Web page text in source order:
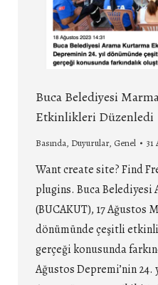
Buca Belediyesi
Etkinlikleri Düzenledi
Basında, Duyurular, Genel 31
Want create site? Find
plugins. Buca
(BUCAKUT), 17 Ağustos
dönümünde çeşitli
gerçeği konusunda
Ağustos Depremi’nin 24.